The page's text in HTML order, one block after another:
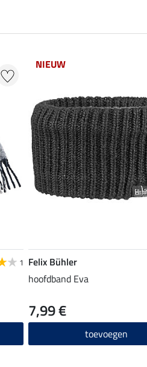
1
NIEUW
Felix Bühler
hoofdband Eva
7,99 €
toevoegen